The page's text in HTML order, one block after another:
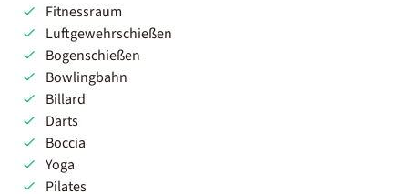
Fitnessraum
Luftgewehrschießen
Bogenschießen
Bowlingbahn
Billard
Darts
Boccia
Yoga
Pilates